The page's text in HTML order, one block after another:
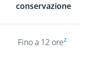
conservazione
Fino a 12 ore²